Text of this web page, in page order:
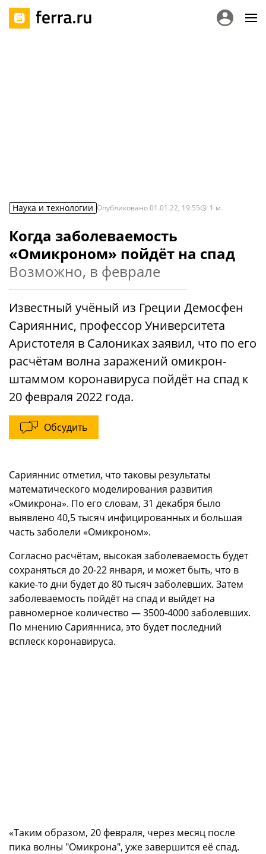
Наука и технологии Опубликовано01.01.22, 19:55 1 м.
Когда заболеваемость
«Омикроном» пойдёт на спад
Возможно, в феврале
Известный учёный из Греции Демосфен
Сарияннис, профессор Университета
Аристотеля в Салониках заявил, что по его
расчётам волна заражений омикрон-
штаммом коронавируса пойдёт на спад к
20 февраля 2022 года.
Обсудить
Сарияннис отметил, что таковы результаты
математического моделирования развития
«Омикрона». По его словам, 31 декабря было
выявлено 40,5 тысяч инфицированных и большая
часть заболели «Омикроном».
Согласно расчётам, высокая заболеваемость будет
сохраняться до 20-22 января, и может быть, что в
какие-то дни будет до 80 тысяч заболевших. Затем
заболеваемость пойдёт на спад и выйдет на
равномерное количество — 3500-4000 заболевших.
По мнению Сариянниса, это будет последний
всплеск коронавируса.
«Таким образом, 20 февраля, через месяц после
пика волны "Омикрона", уже завершится её спад.